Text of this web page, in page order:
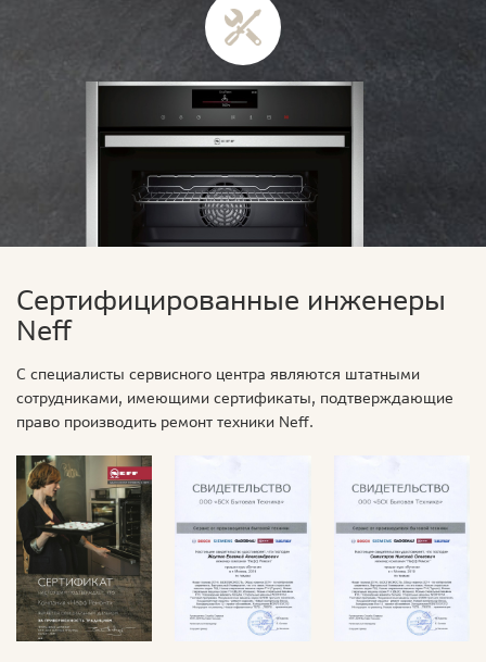
Сертифицированные инженеры
Neff
С специалисты сервисного центра являются штатными
сотрудниками, имеющими сертификаты, подтверждающие
право производить ремонт техники Neff.